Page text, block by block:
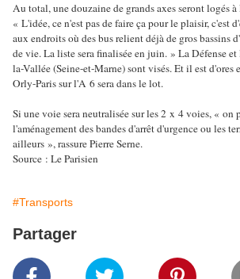
Au total, une douzaine de grands axes seront logés à
« L'idée, ce n'est pas de faire ça pour le plaisir, c'est
aux endroits où des bus relient déjà de gros bassins
de vie. La liste sera finalisée en juin. » La Défense
la-Vallée (Seine-et-Marne) sont visés. Et il est d'ores
Orly-Paris sur l'A 6 sera dans le lot.
Si une voie sera neutralisée sur les 2 x 4 voies, «
l'aménagement des bandes d'arrêt d'urgence ou les
ailleurs », rassure Pierre Serne.
Source : Le Parisien
#Transports
Partager